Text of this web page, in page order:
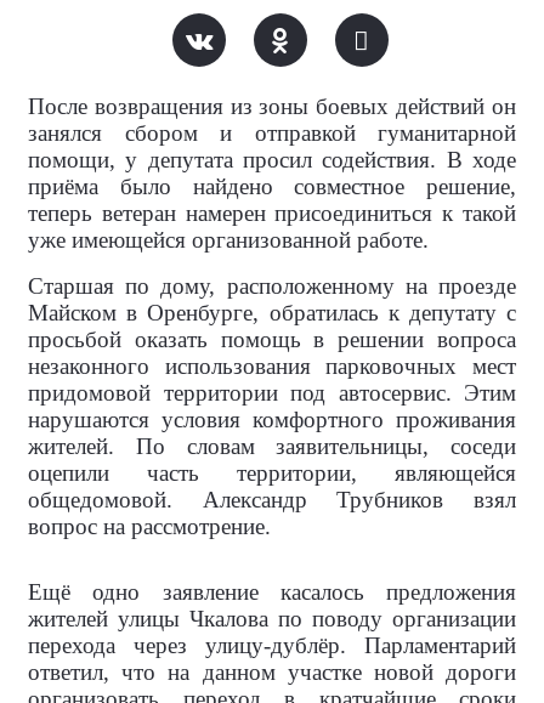
После возвращения из зоны боевых действий он
занялся сбором и отправкой гуманитарной
помощи, у депутата просил содействия. В ходе
приёма было найдено совместное решение,
теперь ветеран намерен присоединиться к такой
уже имеющейся организованной работе.
Старшая по дому, расположенному на проезде
Майском в Оренбурге, обратилась к депутату с
просьбой оказать помощь в решении вопроса
незаконного использования парковочных мест
придомовой территории под автосервис. Этим
нарушаются условия комфортного проживания
жителей. По словам заявительницы, соседи
оцепили часть территории, являющейся
общедомовой. Александр Трубников взял
вопрос на рассмотрение.
Ещё одно заявление касалось предложения
жителей улицы Чкалова по поводу организации
перехода через улицу-дублёр. Парламентарий
ответил, что на данном участке новой дороги